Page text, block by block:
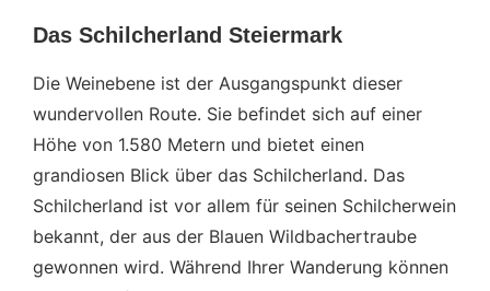
Das Schilcherland Steiermark
Die Weinebene ist der Ausgangspunkt dieser
wundervollen Route. Sie befindet sich auf einer
Höhe von 1.580 Metern und bietet einen
grandiosen Blick über das Schilcherland. Das
Schilcherland ist vor allem für seinen Schilcherwein
bekannt, der aus der Blauen Wildbachertraube
gewonnen wird. Während Ihrer Wanderung können